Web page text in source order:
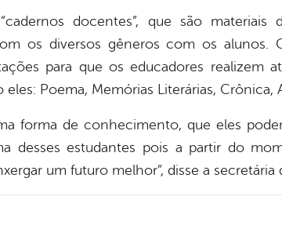
docentes”, que são materiais
os diversos gêneros com os alunos.
para que os educadores realizem
Poema, Memórias Literárias,
forma de conhecimento, que eles
desses estudantes pois a partir do
um futuro melhor”, disse a secretária